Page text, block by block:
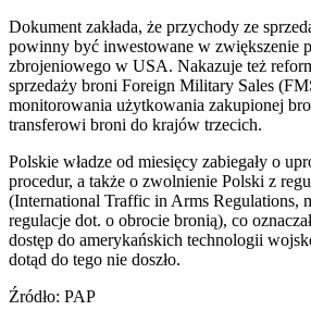
Dokument zakłada, że przychody ze
powinny być inwestowane w zwiększenie
zbrojeniowego w USA. Nakazuje też
sprzedaży broni Foreign Military Sales
monitorowania użytkowania zakupionej
transferowi broni do krajów trzecich.
Polskie władze od miesięcy zabiegały o
procedur, a także o zwolnienie Polski z
(International Traffic in Arms Regulations,
regulacje dot. o obrocie bronią), co
dostęp do amerykańskich technologii
dotąd do tego nie doszło.
Źródło: PAP